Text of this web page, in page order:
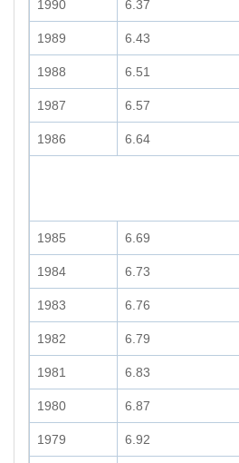
1990 6.37
1989 6.43
1988 6.51
1987 6.57
1986 6.64
1985 6.69
1984 6.73
1983 6.76
1982 6.79
1981 6.83
1980 6.87
1979 6.92